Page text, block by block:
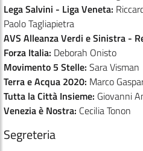
Lega Salvini - Liga Veneta:
Paolo Tagliapietra
AVS Alleanza Verdi e Sinistra -
Forza Italia: Deborah Onisto
Movimento 5 Stelle: Sara Visman
Terra e Acqua 2020: Marco
Tutta la Città Insieme: Giovanni
Venezia è Nostra: Cecilia Tonon
Segreteria